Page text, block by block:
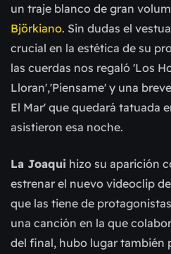
un traje blanco de gran
Björkiano. Sin dudas el
crucial en la estética de su
las cuerdas nos regaló 'Los
Lloran','Piensame' y una
El Mar' que quedará tatuada
asistieron esa noche.
La Joaqui hizo su aparición
estrenar el nuevo videoclip
que las tiene de
una canción en la que
del final, hubo lugar también